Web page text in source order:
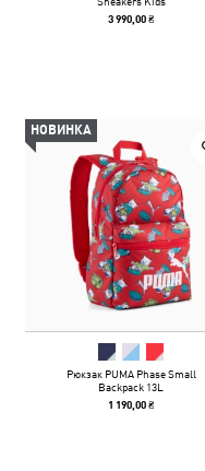
3 990,00 ₴
НОВИНКА
Рюкзак PUMA Phase Small
Backpack 13L
1 190,00 ₴